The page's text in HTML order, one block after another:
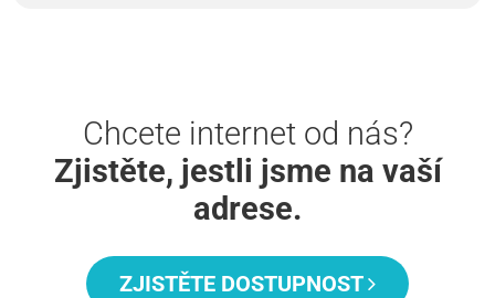
Chcete internet od nás?
Zjistěte, jestli jsme na vaší
adrese.
ZJISTĚTE DOSTUPNOST